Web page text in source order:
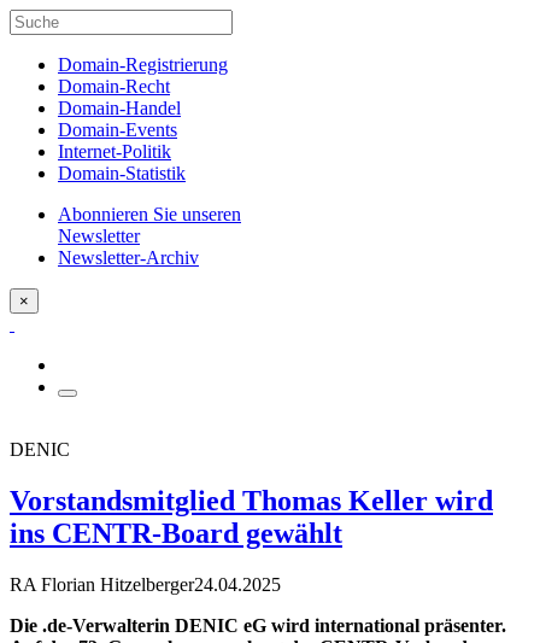
Domain-Registrierung
Domain-Recht
Domain-Handel
Domain-Events
Internet-Politik
Domain-Statistik
Abonnieren Sie unseren
Newsletter
Newsletter-Archiv
×
DENIC
Vorstandsmitglied Thomas Keller wird
ins CENTR-Board gewählt
RA Florian Hitzelberger24.04.2025
Die .de-Verwalterin DENIC eG wird international präsenter.